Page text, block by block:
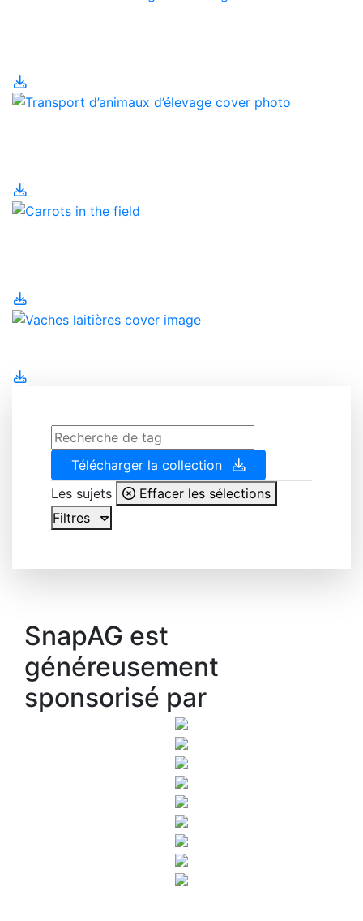
Télécharger la collection
Les sujets
Effacer les sélections
Filtres
SnapAG est
généreusement
sponsorisé par